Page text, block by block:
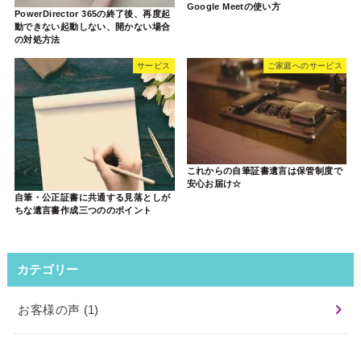
PowerDirector 365の終了後、再度起
動できない起動しない、開かない場合
の対処方法
Google Meetの使い方
サービス
自筆・公正証書に共通する見落としが
ちな遺言書作成三つののポイント
ご家庭へのサービス
これからの自筆証書遺言は保管制度で
安心お届け☆
カテゴリー
お客様の声 (1)